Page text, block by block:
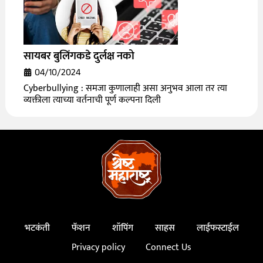
सायबर बुलिंगकडे दुर्लक्ष नको
04/10/2024
Cyberbullying : समजा कुणालाही असा अनुभव आला तर त्या
व्यक्तीला त्याच्या वर्तनाची पूर्ण कल्पना दिली
भटकंती फॅशन शॉपिंग साहस
लाईफस्टाईल
Privacy policy
Connect Us